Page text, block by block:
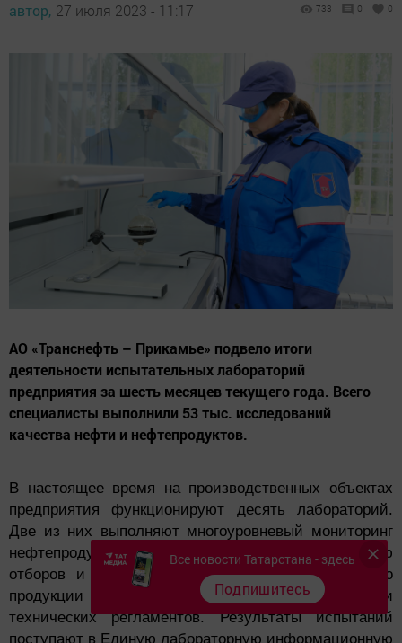
автор, 27 июля 2023 - 11:17 733 0 0
АО «Транснефть – Прикамье» подвело итоги
деятельности испытательных лабораторий
предприятия за шесть месяцев текущего года. Всего
специалисты выполнили 53 тыс. исследований
качества нефти и нефтепродуктов.
В настоящее время на производственных объектах
предприятия функционируют десять лабораторий.
Две из них выполняют многоуровневый мониторинг
нефтепродуктов, восемь – нефти. С помощью
отборов и анализа проб подтверждается качество
продукции на соответствие требованиям ГОСТ и
технических регламентов. Результаты испытаний
поступают в Единую лабораторную информационную
Все новости Татарстана - здесь
Подпишитесь